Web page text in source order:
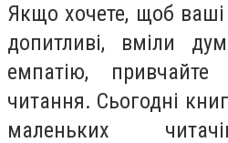
Якщо хочете, щоб ваші
допитливі, вміли
емпатію,
читання. Сьогодні
маленьких